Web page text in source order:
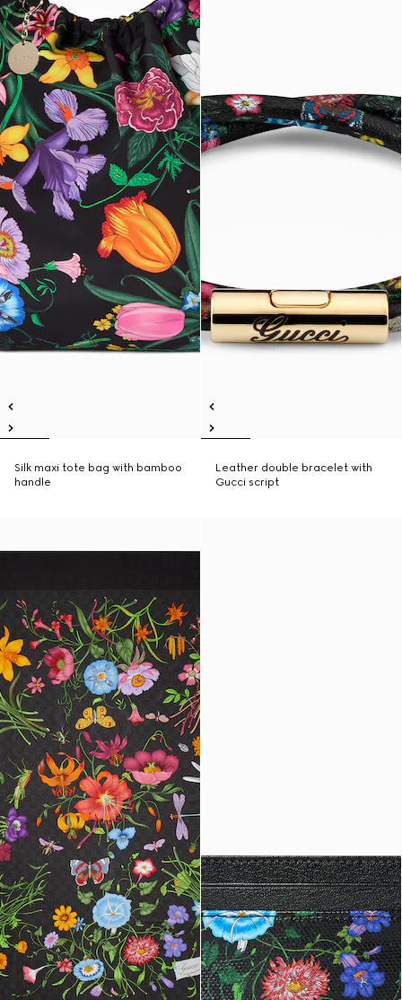
Silk maxi tote bag with bamboo
handle
Leather double bracelet with
Gucci script